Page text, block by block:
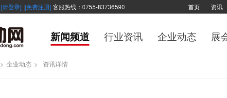
[请登录] |[免费注册] 客服热线：0755-83736590 首页 资讯
新闻频道 行业资讯 企业动态 展
> 企业动态 > 资讯详情